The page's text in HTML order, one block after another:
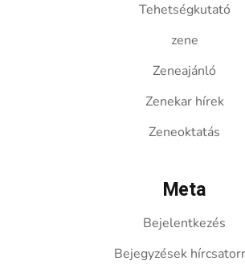
Tehetségkutató
zene
Zeneajánló
Zenekar hírek
Zeneoktatás
Meta
Bejelentkezés
Bejegyzések